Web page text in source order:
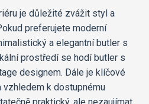
je důležité zvážit styl a
preferujete moderní
a elegantní butler s
prostředí se hodí butler s
designem. Dále je klíčové
k dostupnému